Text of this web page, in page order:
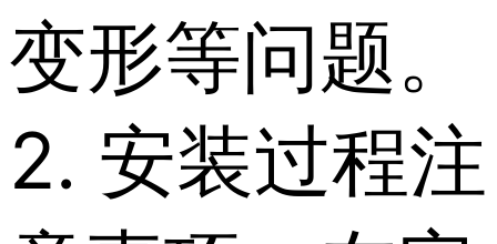
变形等问题。
2. 安装过程注